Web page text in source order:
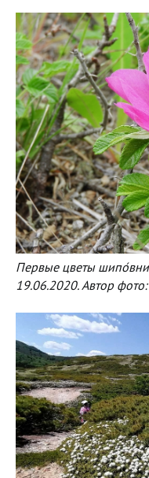
Первые цветы
19.06.2020. Автор